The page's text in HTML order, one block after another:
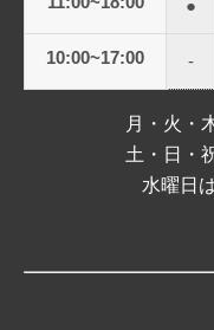
●
10:00~17:00 -
月・火・
土・日・
水曜日